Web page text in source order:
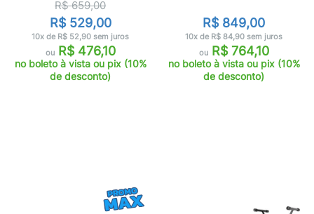
R$ 659,00
R$ 529,00
10x de R$ 52,90 sem juros
ouR$ 476,10
no boleto à vista ou pix (10%
de desconto)
R$ 849,00
10x de R$ 84,90 sem juros
ouR$ 764,10
no boleto à vista ou pix (10%
de desconto)